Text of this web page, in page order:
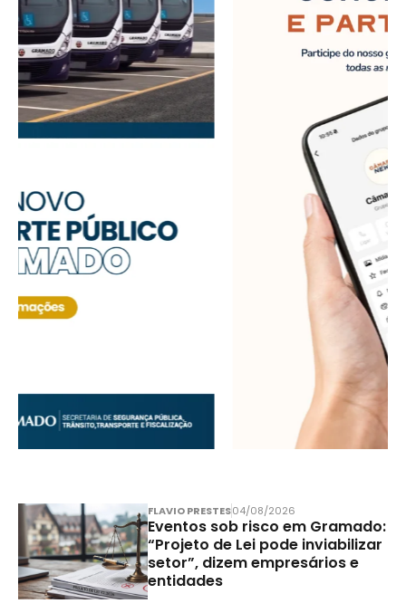
FLAVIO PRESTES04/08/2026
Eventos sob risco em Gramado:
“Projeto de Lei pode inviabilizar
setor”, dizem empresários e
entidades